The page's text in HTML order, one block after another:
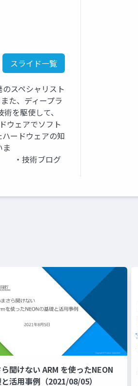
スライド一覧
スペシャリスト
た、ディープラ
を駆使して、
ウェアでソフト
ードウェアの知
技術ブログ
聞けない ARM を使ったNEON
活用事例（2021/08/05）